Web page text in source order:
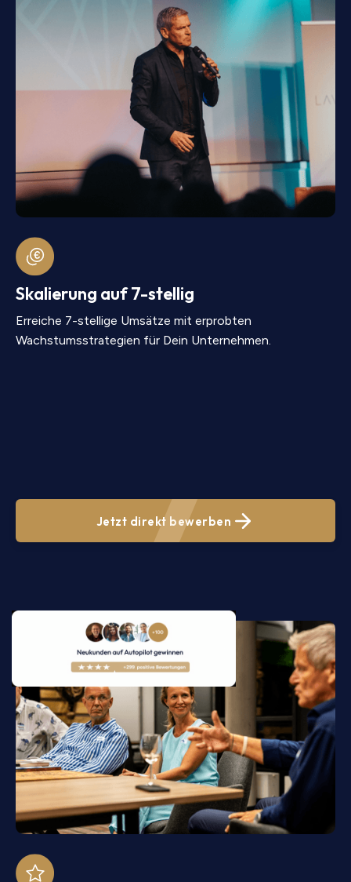
Skalierung auf 7-stellig
Erreiche 7-stellige Umsätze mit erprobten
Wachstumsstrategien für Dein Unternehmen.
Jetzt direkt bewerben